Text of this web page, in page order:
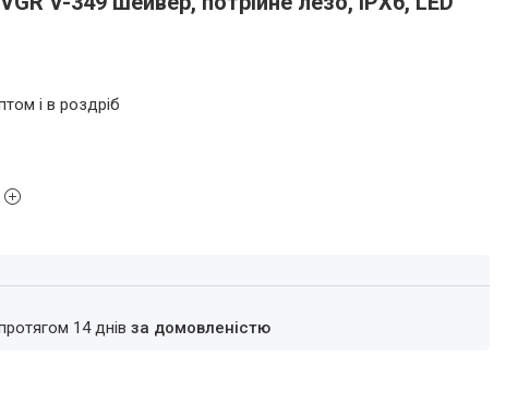
і в роздріб
14 днівза домовленістю